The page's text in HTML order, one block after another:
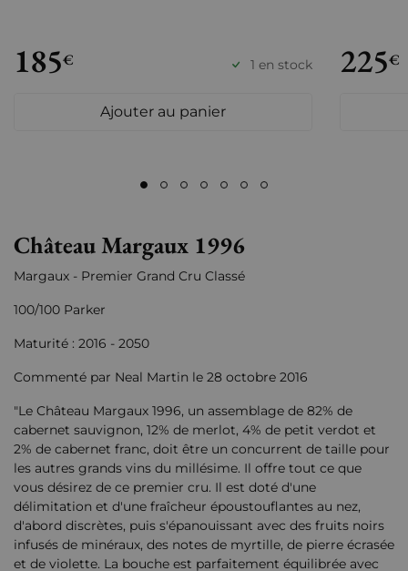
185€ 1 en stock
Ajouter au panier
225€
Château Margaux 1996
Margaux - Premier Grand Cru Classé
100/100 Parker
Maturité : 2016 - 2050
Commenté par Neal Martin le 28 octobre 2016
"Le Château Margaux 1996, un assemblage de 82% de
cabernet sauvignon, 12% de merlot, 4% de petit verdot et
2% de cabernet franc, doit être un concurrent de taille pour
les autres grands vins du millésime. Il offre tout ce que
vous désirez de ce premier cru. Il est doté d'une
délimitation et d'une fraîcheur époustouflantes au nez,
d'abord discrètes, puis s'épanouissant avec des fruits noirs
infusés de minéraux, des notes de myrtille, de pierre écrasée
et de violette. La bouche est parfaitement équilibrée avec